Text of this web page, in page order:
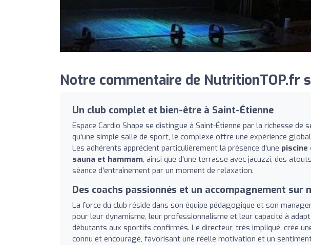
Notre commentaire de NutritionTOP.fr
Un club complet et bien-être à Saint-Étienne
Espace Cardio Shape se distingue à Saint-Étienne par la richesse
qu'une simple salle de sport, le complexe offre une expérience
Les adhérents apprécient particulièrement la présence d'une piscine
sauna et hammam, ainsi que d'une terrasse avec jacuzzi, des
séance d'entraînement par un moment de relaxation.
Des coachs passionnés et un accompagnement sur
La force du club réside dans son équipe pédagogique et son
pour leur dynamisme, leur professionnalisme et leur capacité à
débutants aux sportifs confirmés. Le directeur, très impliqué, crée
connu et encouragé, favorisant une réelle motivation et un